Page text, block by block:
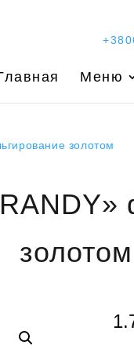
Меню
золотом
золотом